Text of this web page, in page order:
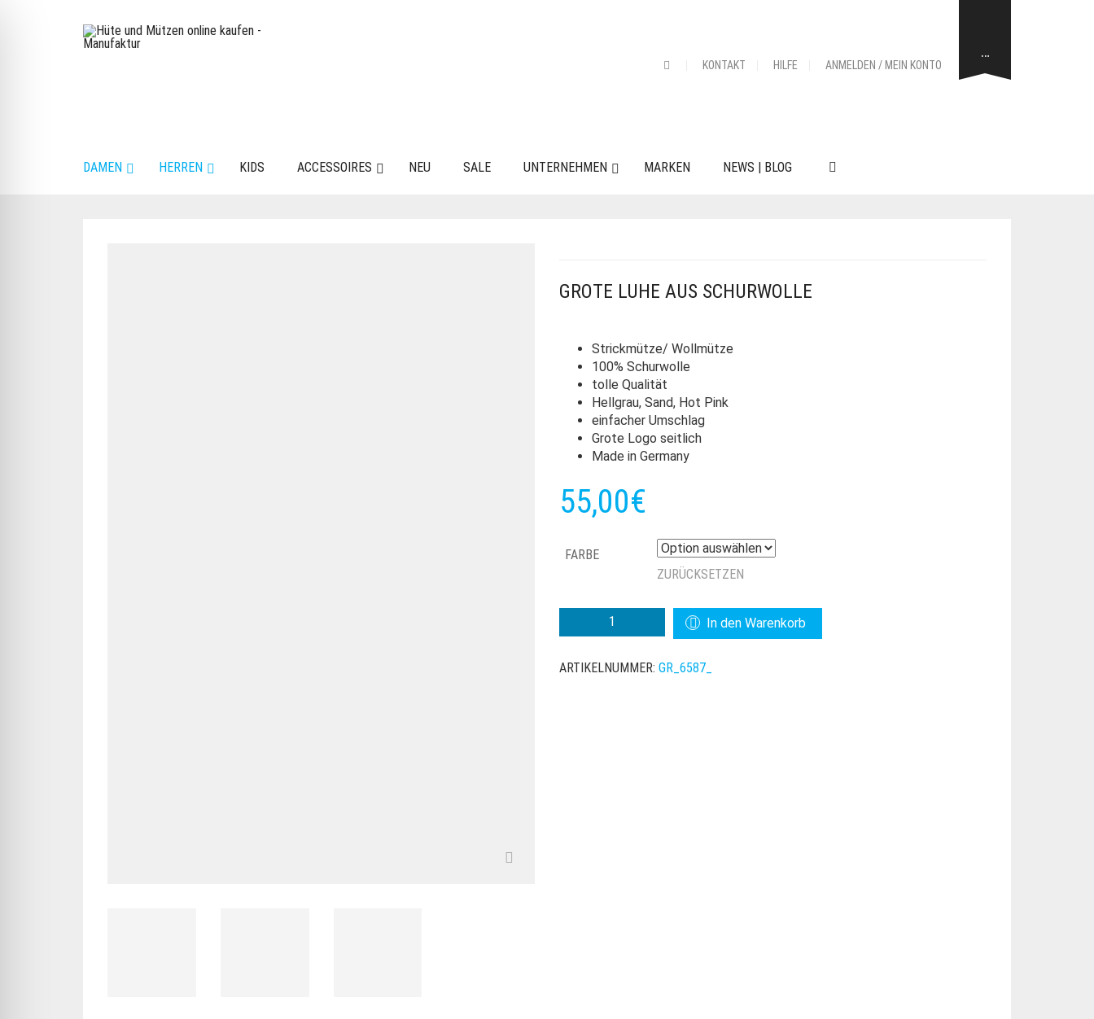
KONTAKT HILFE ANMELDEN / MEIN KONTO
…
DAMEN HERREN KIDS ACCESSOIRES NEU SALE UNTERNEHMEN MARKEN NEWS | BLOG
GROTE LUHE AUS SCHURWOLLE
Strickmütze/ Wollmütze
100% Schurwolle
tolle Qualität
Hellgrau, Sand, Hot Pink
einfacher Umschlag
Grote Logo seitlich
Made in Germany
55,00€
FARBE
ZURÜCKSETZEN
LUHE
SCHURWOLLE
In den Warenkorb
ARTIKELNUMMER: GR_6587_